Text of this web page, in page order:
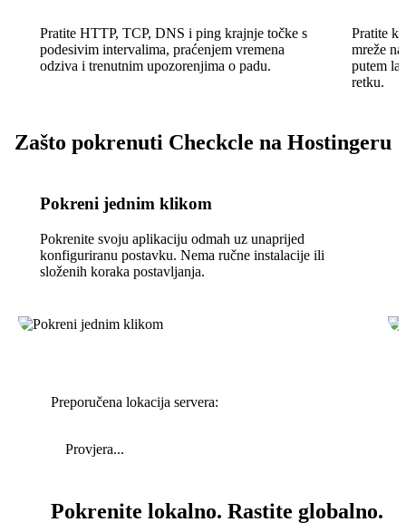
Pratite HTTP, TCP, DNS i ping krajnje točke s
podesivim intervalima, praćenjem vremena
odziva i trenutnim upozorenjima o padu.
Pratite
mreže
putem
retku.
Zašto pokrenuti Checkcle na Hostingeru
Pokreni jednim klikom
Pokrenite svoju aplikaciju odmah uz unaprijed
konfiguriranu postavku. Nema ručne instalacije ili
složenih koraka postavljanja.
Preporučena lokacija servera:
Provjera...
Pokrenite lokalno. Rastite globalno.